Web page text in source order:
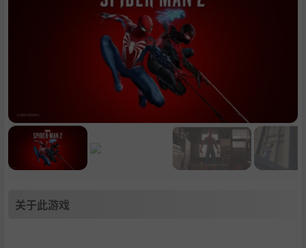
关于此游戏